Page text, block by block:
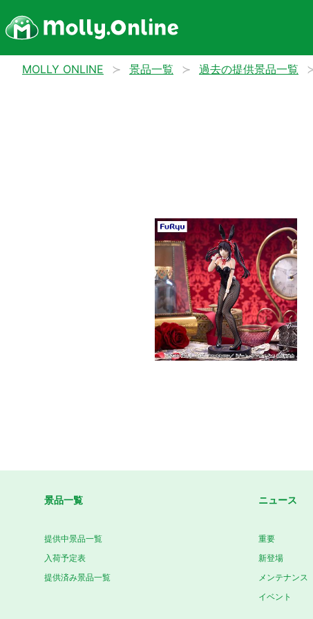
MOLLY ONLINE 景品一覧 過去の提供景品一覧
景品一覧
提供中景品一覧
入荷予定表
提供済み景品一覧
ニュース
重要
新登場
メンテナンス
イベント